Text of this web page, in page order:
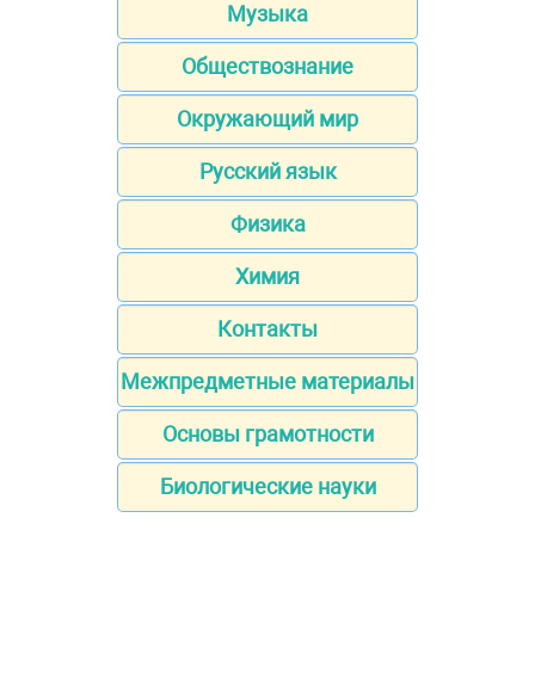
Музыка
Обществознание
Окружающий мир
Русский язык
Физика
Химия
Контакты
Межпредметные материалы
Основы грамотности
Биологические науки